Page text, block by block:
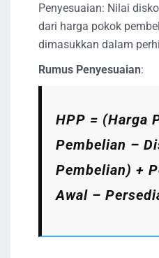
Penyesuaian: Nilai
dari harga pokok
dimasukkan dalam
Rumus Penyesuaian:
HPP = (Harga
Pembelian –
Pembelian) +
Awal –